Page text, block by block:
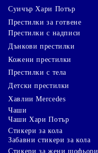
Суичър Хари Потър
Престилки за готвене
Престилки с надписи
Дънкови престилки
Кожени престилки
Престилки с тела
Детски престилки
Хавлии Mercedes
Чаши
Чаши Хари Потър
Стикери за кола
Забавни стикери за кола
Стикери за жени шофьори